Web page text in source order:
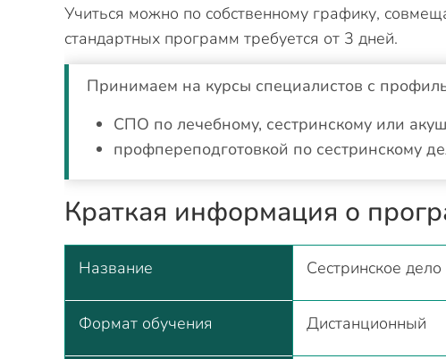
Учиться можно по собственному графику,
стандартных программ требуется от 3 дней.
Принимаем на курсы специалистов с
СПО по лечебному, сестринскому или
профпереподготовкой по сестринскому
Краткая информация о
Название Сестринское
Формат обучения Дистанционный